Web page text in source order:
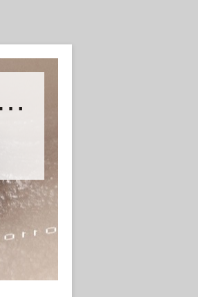
&quot;Résistances&quot;-Le blog du SPHAB/CGT (56-Guémené-sur-Scorff) et des Syndicats CGT associés des petits établissements sanitaires, sociaux et médico-sociaux du Morbihan qui résistent à la casse